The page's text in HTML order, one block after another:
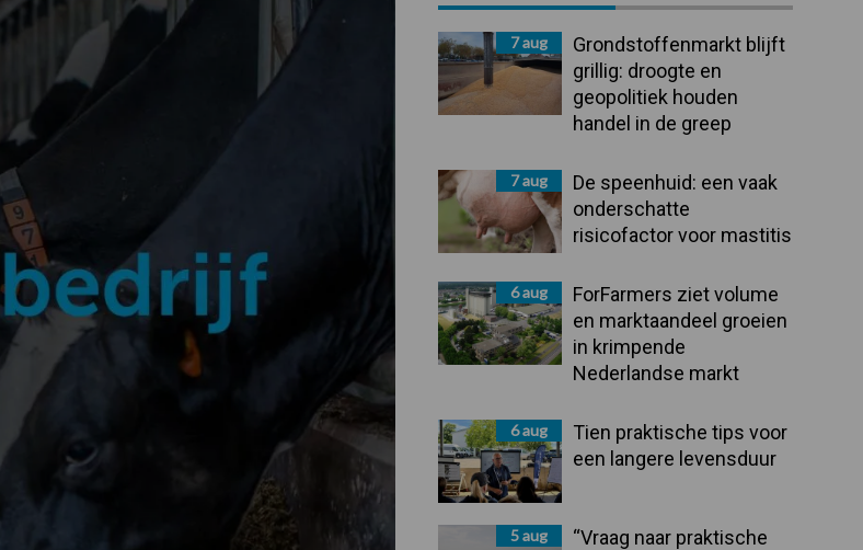
Sidebar7 aug
Grondstoffenmarkt blijft
grillig: droogte en
geopolitiek houden
handel in de greep
7 aug
De speenhuid: een vaak
onderschatte
risicofactor voor mastitis
6 aug
ForFarmers ziet volume
en marktaandeel groeien
in krimpende
Nederlandse markt
6 aug
Tien praktische tips voor
een langere levensduur
5 aug
“Vraag naar praktische